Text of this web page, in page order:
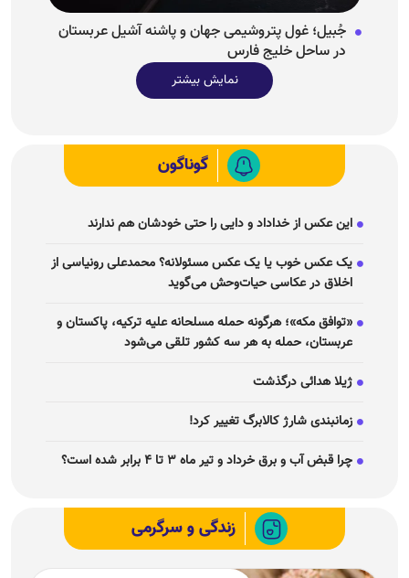
جُبیل؛ غول پتروشیمی جهان و پاشنه آشیل عربستان
در ساحل خلیج فارس
نمایش بیشتر
گوناگون
این عکس از خداداد و دایی را حتی خودشان هم ندارند
یک عکس خوب یا یک عکس مسئولانه؟ محمدعلی رونیاسی از
اخلاق در عکاسی حیات‌وحش می‌گوید
«توافق مکه»؛ هرگونه حمله مسلحانه علیه ترکیه، پاکستان و
عربستان، حمله به هر سه کشور تلقی می‌شود
ژیلا هدائی درگذشت
زمانبندی شارژ کالابرگ تغییر کرد!
چرا قبض آب و برق خرداد و تیر ماه ۳ تا ۴ برابر شده است؟
زندگی و سرگرمی